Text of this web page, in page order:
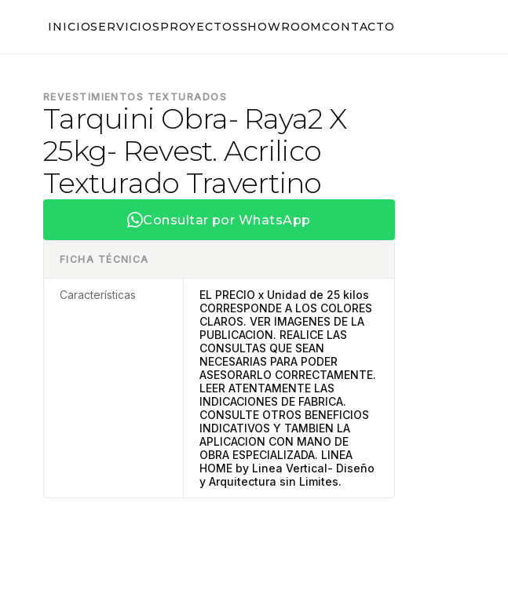
INICIOSERVICIOSPROYECTOSSHOWROOMCONTACTO
REVESTIMIENTOS TEXTURADOS
Tarquini Obra- Raya2 X
25kg- Revest. Acrilico
Texturado Travertino
Consultar por WhatsApp
FICHA TÉCNICA
Características
EL PRECIO x Unidad de 25 kilos
CORRESPONDE A LOS COLORES
CLAROS. VER IMAGENES DE LA
PUBLICACION. REALICE LAS
CONSULTAS QUE SEAN
NECESARIAS PARA PODER
ASESORARLO CORRECTAMENTE.
LEER ATENTAMENTE LAS
INDICACIONES DE FABRICA.
CONSULTE OTROS BENEFICIOS
INDICATIVOS Y TAMBIEN LA
APLICACION CON MANO DE
OBRA ESPECIALIZADA. LINEA
HOME by Linea Vertical- Diseño
y Arquitectura sin Limites.